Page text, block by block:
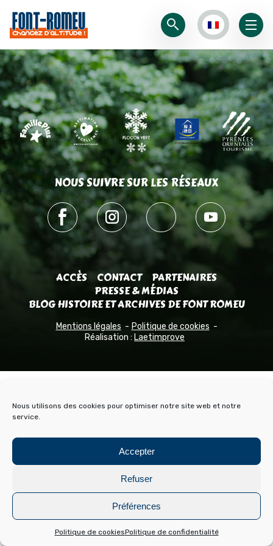
Nous utilisons des cookies pour optimiser notre site web et notre
service.
Accepter
Refuser
Préférences
Politique de cookiesPolitique de confidentialité
NOUS SUIVRE SUR LES RÉSEAUX
ACCÈS CONTACT
PARTENAIRES
PRESSE & MÉDIAS
BLOG HISTOIRE ET ARCHIVES DE FONT ROMEU
Mentions légales
Politique de cookies
Réalisation : Laetimprove